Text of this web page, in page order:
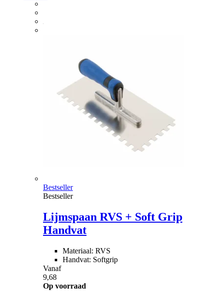
Bestseller
Bestseller
Lijmspaan RVS + Soft Grip
Handvat
Materiaal: RVS
Handvat: Softgrip
Vanaf
9,68
Op voorraad